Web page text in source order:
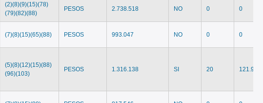
(2)(8)(9)(15)(78)
(79)(82)(88)
PESOS 2.738.518 NO 0 0
(7)(8)(15)(65)(88) PESOS 993.047 NO 0 0
(5)(8)(12)(15)(88)
(96)(103)
PESOS 1.316.138 SI 20 121.952